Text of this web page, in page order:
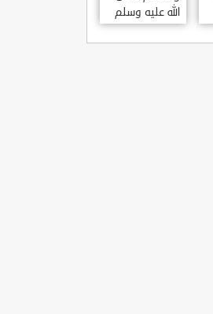
الله عليه وسلم